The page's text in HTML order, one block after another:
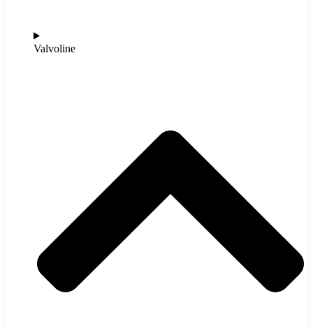
Valvoline